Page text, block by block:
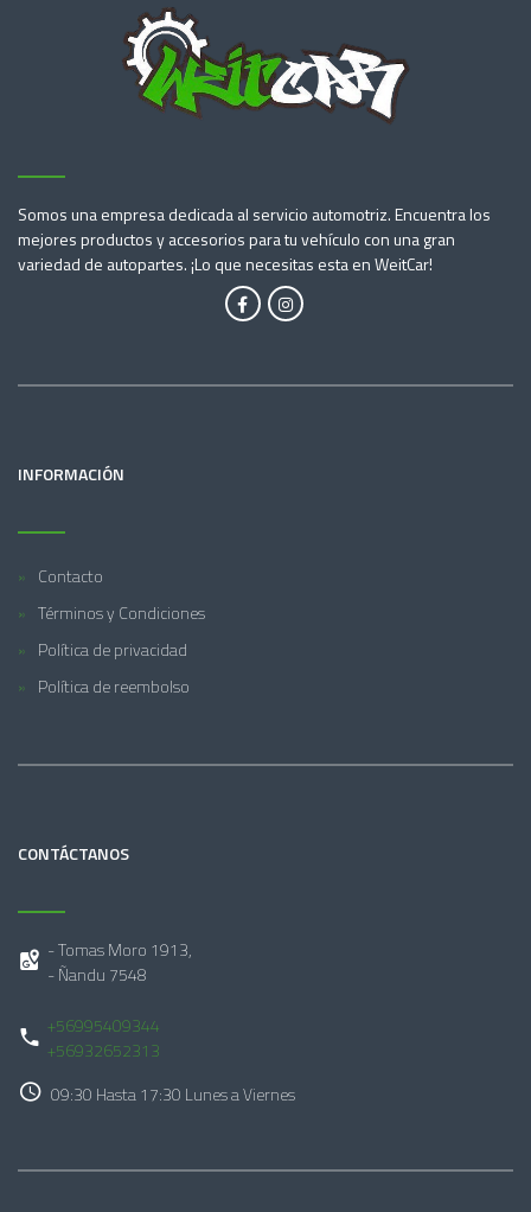
Somos una empresa dedicada al servicio automotriz. Encuentra los
mejores productos y accesorios para tu vehículo con una gran
variedad de autopartes. ¡Lo que necesitas esta en WeitCar!
INFORMACIÓN
Contacto
Términos y Condiciones
Política de privacidad
Política de reembolso
CONTÁCTANOS
- Tomas Moro 1913,
- Ñandu 7548
+56995409344
+56932652313
09:30 Hasta 17:30 Lunes a Viernes